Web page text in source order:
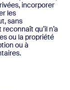
incorporer
les
sans
qu’il n’a
ou la propriété
ou à